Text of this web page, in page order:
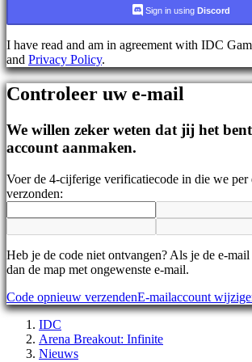
BS
DA
DE
EL
EN
FI
FR
HR
JA
KO
PL
PT
RO
SR
SV
Sign in using Discord
I have read and am in agreement with IDC
and Privacy Policy.
Controleer uw e-mail
We willen zeker weten dat jij het
account aanmaken.
Voer de 4-cijferige verificatiecode in die we per
verzonden:
Heb je de code niet ontvangen? Als je de e-
dan de map met ongewenste e-mail.
Code opnieuw verzendenE-mailaccount
IDC
Arena Breakout: Infinite
Nieuws